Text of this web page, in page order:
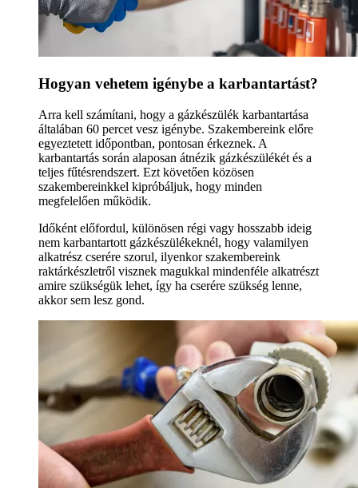
Hogyan vehetem igénybe a karbantartást?
Arra kell számítani, hogy a gázkészülék karbantartása
általában 60 percet vesz igénybe. Szakembereink előre
egyeztetett időpontban, pontosan érkeznek. A
karbantartás során alaposan átnézik gázkészülékét és a
teljes fűtésrendszert. Ezt követően közösen
szakembereinkkel kipróbáljuk, hogy minden
megfelelően működik.
Időként előfordul, különösen régi vagy hosszabb ideig
nem karbantartott gázkészülékeknél, hogy valamilyen
alkatrész cserére szorul, ilyenkor szakembereink
raktárkészletről visznek magukkal mindenféle alkatrészt
amire szükségük lehet, így ha cserére szükség lenne,
akkor sem lesz gond.